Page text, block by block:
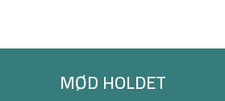
MØD HOLDET